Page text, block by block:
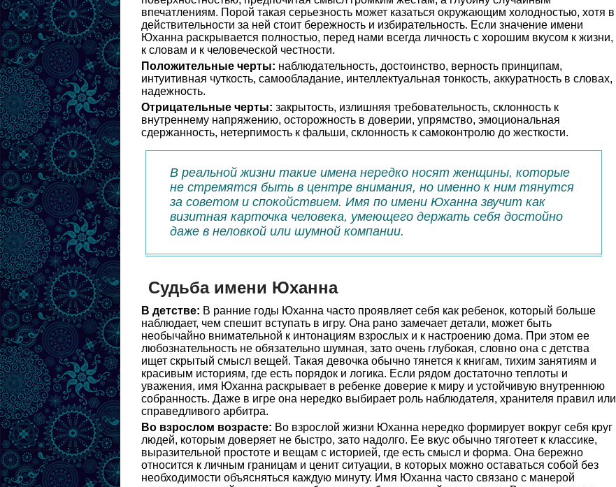
впечатлениям. Порой такая серьезность может казаться окружающим холодностью, хотя в
действительности за ней стоит бережность и избирательность. Если значение имени
Юханна раскрывается полностью, перед нами всегда личность с хорошим вкусом к жизни,
к словам и к человеческой честности.
Положительные черты: наблюдательность, достоинство, верность принципам,
интуитивная чуткость, самообладание, интеллектуальная тонкость, аккуратность в словах,
надежность.
Отрицательные черты: закрытость, излишняя требовательность, склонность к
внутреннему напряжению, осторожность в доверии, упрямство, эмоциональная
сдержанность, нетерпимость к фальши, склонность к самоконтролю до жесткости.
В реальной жизни такие имена нередко носят женщины, которые
не стремятся быть в центре внимания, но именно к ним тянутся
за советом и спокойствием. Имя по имени Юханна звучит как
визитная карточка человека, умеющего держать себя достойно
даже в неловкой или шумной компании.
Судьба имени Юханна
В детстве: В ранние годы Юханна часто проявляет себя как ребенок, который больше
наблюдает, чем спешит вступать в игру. Она рано замечает детали, может быть
необычайно внимательной к интонациям взрослых и к настроению дома. При этом ее
любознательность не обязательно шумная, зато очень глубокая, словно она с детства
ищет скрытый смысл вещей. Такая девочка обычно тянется к книгам, тихим занятиям и
красивым историям, где есть порядок и логика. Если рядом достаточно теплоты и
уважения, имя Юханна раскрывает в ребенке доверие к миру и устойчивую внутреннюю
собранность. Даже в игре она нередко выбирает роль наблюдателя, хранителя правил или
справедливого арбитра.
Во взрослом возрасте: Во взрослой жизни Юханна нередко формирует вокруг себя круг
людей, которым доверяет не быстро, зато надолго. Ее вкус обычно тяготеет к классике,
выразительной простоте и вещам с историей, где есть смысл и форма. Она бережно
относится к личным границам и ценит ситуации, в которых можно оставаться собой без
необходимости объясняться каждую минуту. Имя Юханна часто связано с манерой